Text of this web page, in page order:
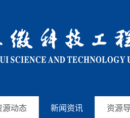
源动态 新闻资讯 资源